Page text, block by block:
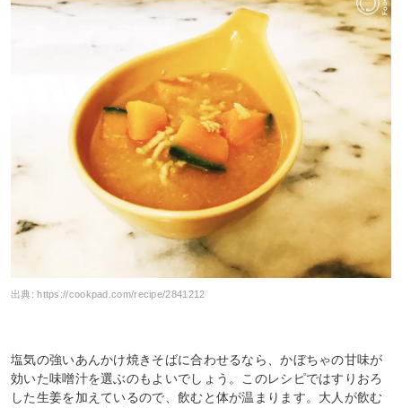
出典: https://cookpad.com/recipe/2841212
塩気の強いあんかけ焼きそばに合わせるなら、かぼちゃの甘味が
効いた味噌汁を選ぶのもよいでしょう。このレシピではすりおろ
した生姜を加えているので、飲むと体が温まります。大人が飲む